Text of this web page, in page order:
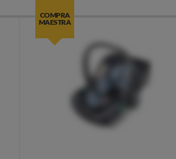
COMPRA
MAESTRA